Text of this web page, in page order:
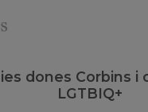
dones Corbins i
LGTBIQ+